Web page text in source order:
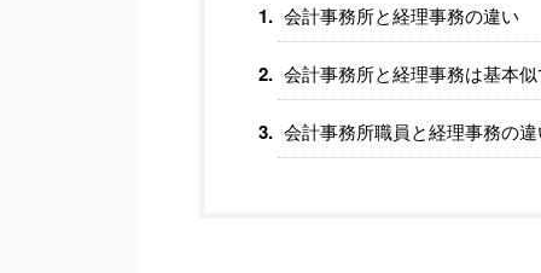
会計事務所と経理事務の違い
会計事務所と経理事務は基本
会計事務所職員と経理事務の